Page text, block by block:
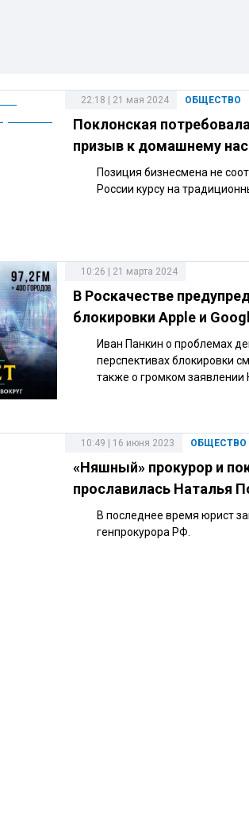
ОБЩЕСТВО
22:18 | 21 мая 2024
Поклонская
призыв к домашнему
Позиция бизнесмена не
России курсу на
10:26 | 21 марта 2024
В Роскачестве
блокировки Apple и
Иван Панкин о проблемах
перспективах блокировки
также о громком заявлении
ОБЩЕСТВО
10:49 | 16 июня 2023
«Няшный» прокурор и
прославилась Наталья
В последнее время юрист
генпрокурора РФ.